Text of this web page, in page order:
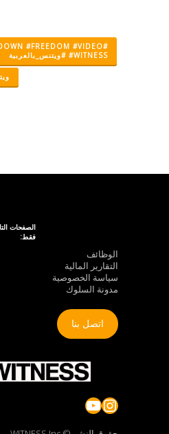
#FREEDOM #VIDEO
#WITNESS #ويتنس_بالعربية
الصفحات
فقط:
الوظائف
التقارير المالية
سياسة الخصوصية
مدونة السلوك
اتصل بنا
Instagram
YouTube